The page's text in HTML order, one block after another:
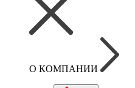
О КОМПАНИИ